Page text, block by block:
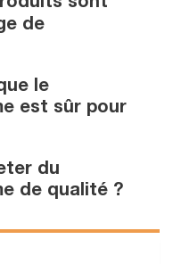
sont
de
le
est sûr pour
du
de qualité ?